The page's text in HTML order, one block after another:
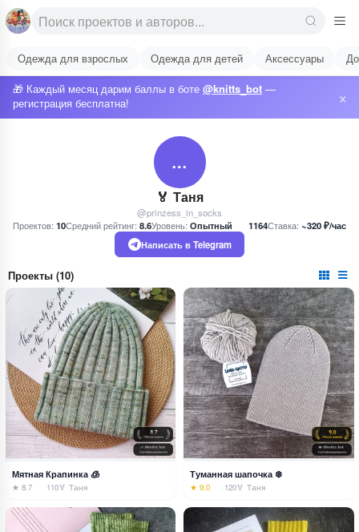
Одежда для взрослых Одежда для детей Аксессуары
🎁 Каждый месяц дарим баллы в боте @knitts_bot —
регистрация бесплатна!
×
…
🏅 Таня
@prinzess_in_socks
Проектов: 10Средний рейтинг: 8.6Уровень: Опытный 1164Ставка:~320 ₽/час
Написать в Telegram
Проекты (10)
Мятная Крапинка 🧊
★ 8.7 110🏅 Таня
Туманная шапочка ❄️
★ 9.0 120🏅 Таня